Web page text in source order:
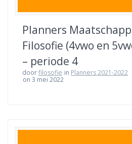
Planners
Filosofie (4vwo en
– periode 4
doorfilosofie in Planners 2021-2022
on 3 mei 2022